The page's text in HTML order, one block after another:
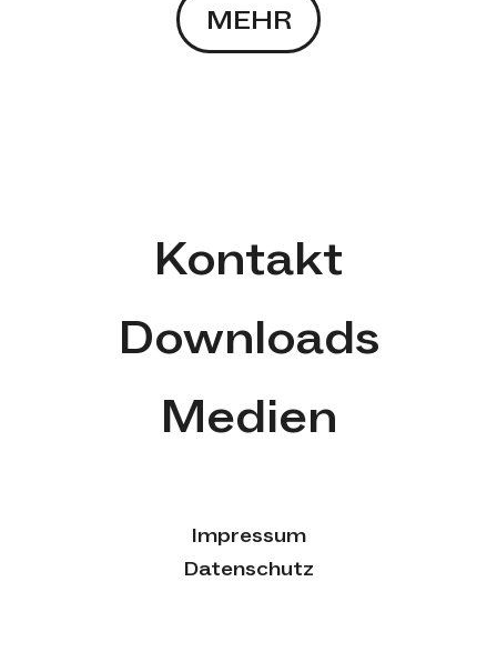
MEHR(ALLE
Kontakt
Downloads
Medien
Impressum
Datenschutz